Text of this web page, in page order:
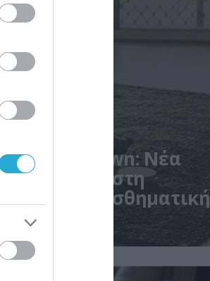
lockdown: Νέα
δυσκολίες στη
τη συναισθηματική
έζησαν ένα ιδιαίτερα διαφορετικό πρώτο έτος ζωής